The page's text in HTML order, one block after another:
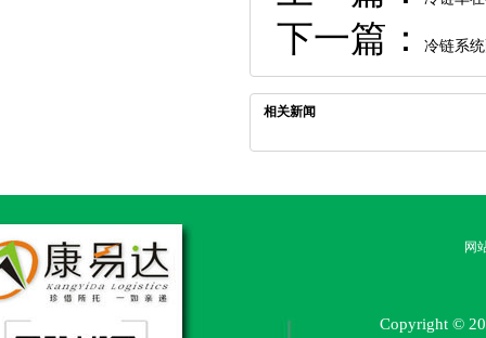
下一篇： 冷链系
相关新闻
网
Copyright ©